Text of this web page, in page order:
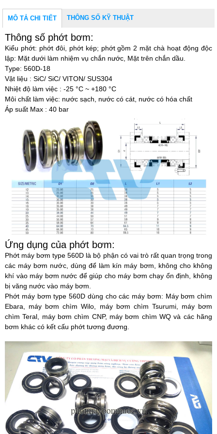
MÔ TẢ CHI TIẾT THÔNG SỐ KỸ THUẬT
Thông số phớt bơm:
Kiểu phớt: phớt đôi, phớt kép; phớtgồm 2 mặt chà hoạt động độc
lập: Mặt dưới làm nhiệm vụ chắn nước, Mặt trên chắn dầu.
Type: 560D-18
Vật liệu : SiC/ SiC/ VITON/ SUS304
Nhiệt độ làm việc : -25 °C ~ +180 °C
Môi chất làm việc: nước sạch, nước có cát, nước có hóa chất
Áp suất Max : 40 bar
Ứng dụng của phớt bơm:
Phớt máy bơm type 560D là bộ phận có vai trò rất quan trọng trong
các máy bơm nước, dùng để làm kín máy bơm, không cho không
khí vào máy bơm nước để giúp cho máy bơm chạy ổn định, không
bị văng nước vào máy bơm.
Phớt máy bơm type 560D dùng cho các máy bơm: Máy bơm chìm
Ebara, máy bơm chìm Wilo, máy bơm chìm Tsurumi, máy bơm
chìm Teral, máy bơm chìm CNP, máy bơm chìm WQ và các hãng
bơm khác có kết cấu phớt tương đương.